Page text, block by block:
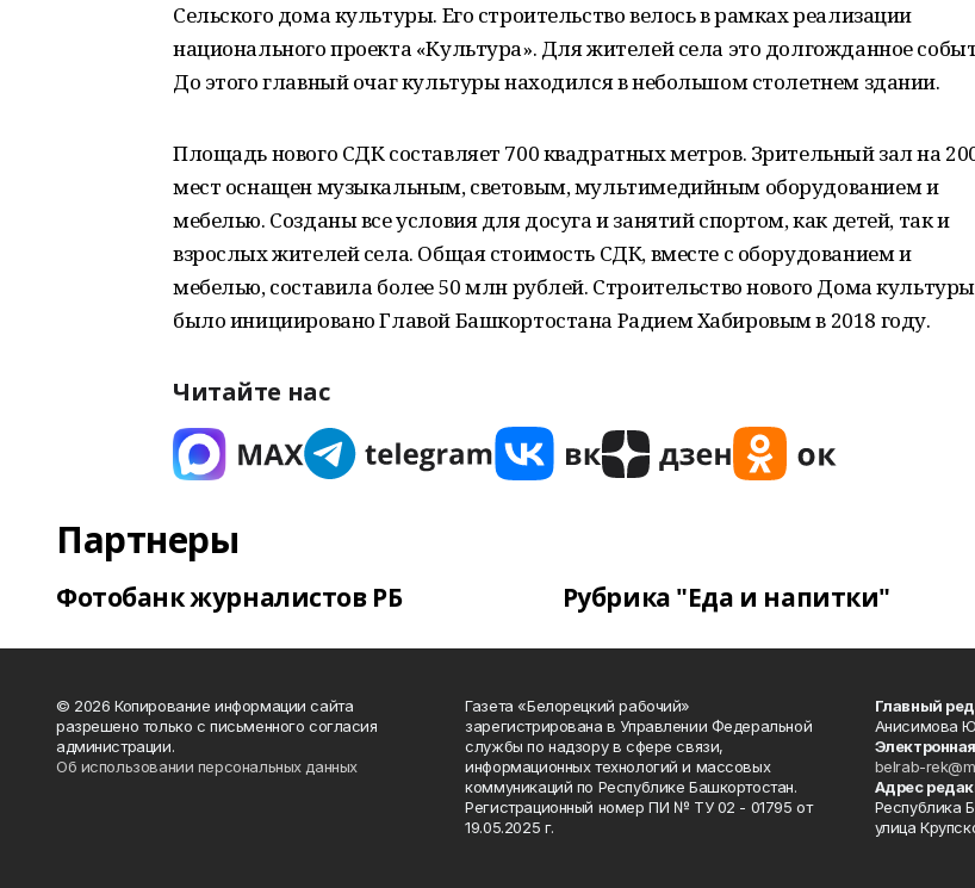
Сельского дома культуры. Его строительство велось в рамках реализации
национального проекта «Культура». Для жителей села это долгожданное
До этого главный очаг культуры находился в небольшом столетнем здании.
Площадь нового СДК составляет 700 квадратных метров. Зрительный зал на
мест оснащен музыкальным, световым, мультимедийным оборудованием и
мебелью. Созданы все условия для досуга и занятий спортом, как детей, так и
взрослых жителей села. Общая стоимость СДК, вместе с оборудованием и
мебелью, составила более 50 млн рублей. Строительство нового Дома культуры
было инициировано Главой Башкортостана Радием Хабировым в 2018 году.
Читайте нас
Партнеры
Фотобанк журналистов РБ Рубрика "Еда и напитки"
© 2026 Копирование информации сайта
разрешено только с письменного согласия
администрации.
Об использовании персональных данных
Газета «Белорецкий рабочий»
зарегистрирована в Управлении Федеральной
службы по надзору в сфере связи,
информационных технологий и массовых
коммуникаций по Республике Башкортостан.
Регистрационный номер ПИ № ТУ 02 - 01795 от
19.05.2025 г.
Главный
Анисимова
belrab-
Адрес
Республика
улица